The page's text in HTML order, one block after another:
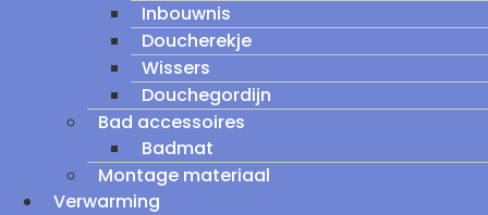
Inbouwnis
Doucherekje
Wissers
Douchegordijn
Bad accessoires
Badmat
Montage materiaal
Verwarming